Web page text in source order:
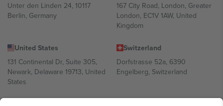
Unter den Linden 24, 10117
Berlin, Germany
167 City Road, London, Greater
London, EC1V 1AW, United
Kingdom
United States
131 Continental Dr, Suite 305,
Newark, Delaware 19713, United
States
Switzerland
Dorfstrasse 52a, 6390
Engelberg, Switzerland